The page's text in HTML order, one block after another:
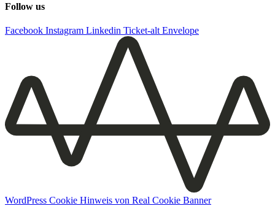
Follow us
Facebook Instagram Linkedin Ticket-alt Envelope
WordPress Cookie Hinweis von Real Cookie Banner